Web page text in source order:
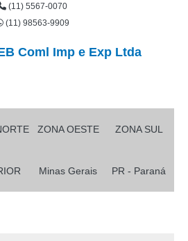
(11) 5567-0070
(11) 98563-9909
Coml Imp e Exp Ltda
ZONA OESTE ZONA SUL
Minas Gerais PR - Paraná